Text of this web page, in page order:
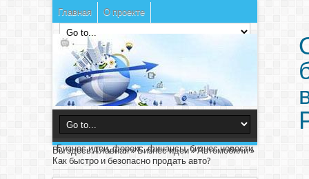
Главная О проекте
Бизнес идеи, форекс, финансы, бизнес новости
Вы здесь:Главная»Бизнес идеи»Автомобили»
Как быстро и безопасно продать авто?